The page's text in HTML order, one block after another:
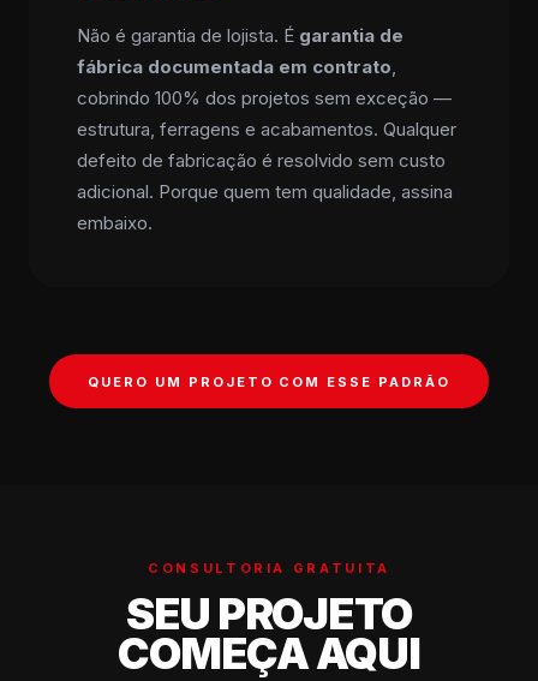
Não é garantia de lojista. É garantia de
fábrica documentada em contrato,
cobrindo 100% dos projetos sem exceção —
estrutura, ferragens e acabamentos. Qualquer
defeito de fabricação é resolvido sem custo
adicional. Porque quem tem qualidade, assina
embaixo.
QUERO UM PROJETO COM ESSE PADRÃO
CONSULTORIA GRATUITA
SEU PROJETO
COMEÇA AQUI